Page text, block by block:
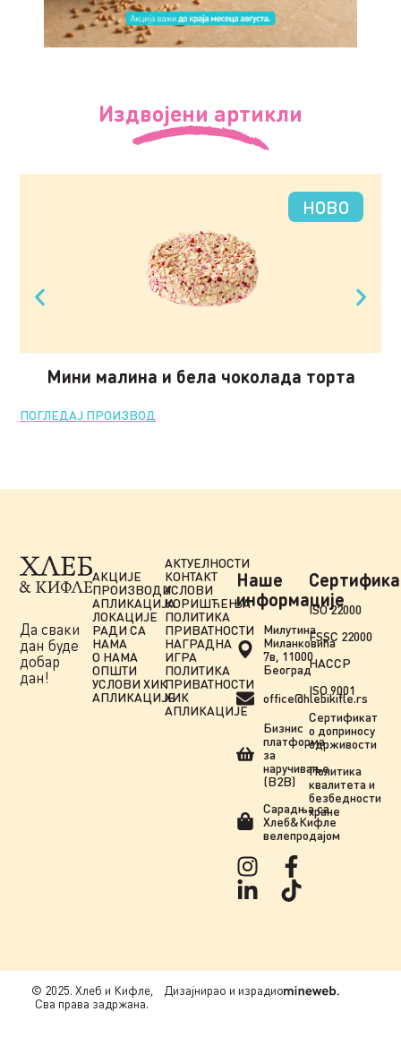
Издвојени артикли
НОВО
Мини малина и бела чоколада торта
ПОГЛЕДАЈ ПРОИЗВОД
Да сваки
дан буде
добар
дан!
АКЦИЈЕ
ПРОИЗВОДИ
АПЛИКАЦИЈА
ЛОКАЦИЈЕ
РАДИ СА
НАМА
О НАМА
ОПШТИ
УСЛОВИ ХИК
АПЛИКАЦИЈЕ
АКТУЕЛНОСТИ
КОНТАКТ
УСЛОВИ
КОРИШЋЕЊА
ПОЛИТИКА
ПРИВАТНОСТИ
НАГРАДНА
ИГРА
ПОЛИТИКА
ПРИВАТНОСТИ
ХИК
АПЛИКАЦИЈЕ
ISO 22000
FSSC 22000
HACCP
ISO 9001
Сертификат
о доприносу
одрживости
Политика
квалитета и
безбедности
хране
Наше
информације
Милутина
Миланковића
7в, 11000
Београд
office@hlebikifle.rs
Бизнис
платформа
за
наручивање
(B2B)
Сарадња сa
Хлеб&Кифле
велепродајом
© 2025. Хлеб и Кифле,
Сва права задржана.
Дизајнирао и израдио